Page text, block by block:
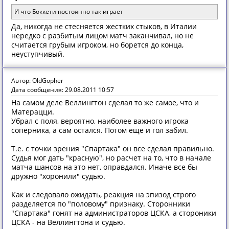
И что Боккети постоянно так играет
Да, никогда не стесняется жестких стыков, в Италии
нередко с разбитым лицом матч заканчивал, но не
считается грубым игроком, но борется до конца,
неуступчивый.
Автор: OldGopher
Дата сообщения: 29.08.2011 10:57
На самом деле Веллингтон сделал то же самое, что и
Матерацци.
Убрал с поля, вероятно, наиболее важного игрока
соперника, а сам остался. Потом еще и гол забил.
Т.е. с точки зрения "Спартака" он все сделал правильно.
Судья мог дать "красную", но расчет на то, что в начале
матча шансов на это нет, оправдался. Иначе все бы
дружно "хоронили" судью.
Как и следовало ожидать, реакция на эпизод строго
разделяется по "половому" признаку. Сторонники
"Спартака" гонят на администраторов ЦСКА, а стороники
ЦСКА - на Веллингтона и судью.